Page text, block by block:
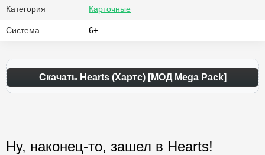
Категория Карточные
Система 6+
Скачать Hearts (Хартс) [МОД Mega Pack]
Ну, наконец-то, зашел в Hearts!